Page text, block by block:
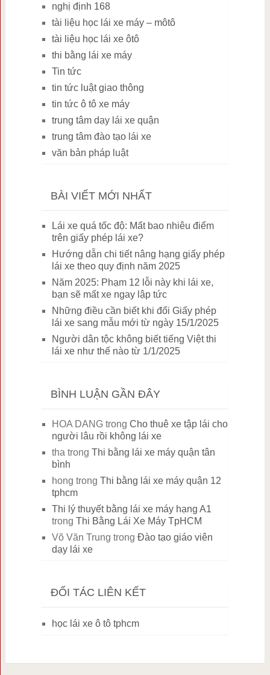
nghị định 168
tài liệu học lái xe máy – môtô
tài liệu học lái xe ôtô
thi bằng lái xe máy
Tin tức
tin tức luật giao thông
tin tức ô tô xe máy
trung tâm dạy lái xe quận
trung tâm đào tạo lái xe
văn bản pháp luật
BÀI VIẾT MỚI NHẤT
Lái xe quá tốc độ: Mất bao nhiêu điểm
trên giấy phép lái xe?
Hướng dẫn chi tiết nâng hạng giấy phép
lái xe theo quy định năm 2025
Năm 2025: Phạm 12 lỗi này khi lái xe,
bạn sẽ mất xe ngay lập tức
Những điều cần biết khi đổi Giấy phép
lái xe sang mẫu mới từ ngày 15/1/2025
Người dân tộc không biết tiếng Việt thi
lái xe như thế nào từ 1/1/2025
BÌNH LUẬN GẦN ĐÂY
HOA DANGtrong Cho thuê xe tập lái cho
người lâu rồi không lái xe
tha trong Thi bằng lái xe máy quận tân
bình
hong trong Thi bằng lái xe máy quận 12
tphcm
Thi lý thuyết bằng lái xe máy hạng A1
trong Thi Bằng Lái Xe Máy TpHCM
Võ Văn Trung trong Đào tạo giáo viên
dạy lái xe
ĐỐI TÁC LIÊN KẾT
học lái xe ô tô tphcm